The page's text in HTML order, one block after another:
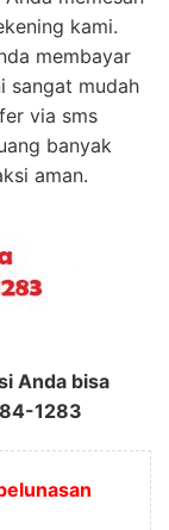
kami.
membayar
sangat mudah
via sms
banyak
aman.
Anda bisa
1283